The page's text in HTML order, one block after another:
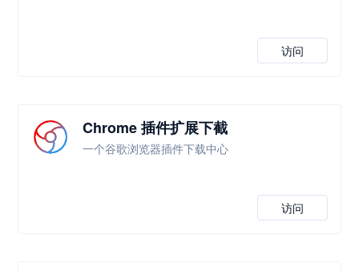
访问
Chrome 插件扩展下截
一个谷歌浏览器插件下载中心
访问